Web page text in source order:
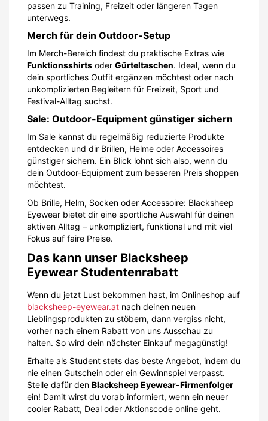
passen zu Training, Freizeit oder längeren Tagen
unterwegs.
Merch für dein Outdoor-Setup
Im Merch-Bereich findest du praktische Extras wie
Funktionsshirts oder Gürteltaschen. Ideal, wenn du
dein sportliches Outfit ergänzen möchtest oder nach
unkomplizierten Begleitern für Freizeit, Sport und
Festival-Alltag suchst.
Sale: Outdoor-Equipment günstiger sichern
Im Sale kannst du regelmäßig reduzierte Produkte
entdecken und dir Brillen, Helme oder Accessoires
günstiger sichern. Ein Blick lohnt sich also, wenn du
dein Outdoor-Equipment zum besseren Preis shoppen
möchtest.
Ob Brille, Helm, Socken oder Accessoire: Blacksheep
Eyewear bietet dir eine sportliche Auswahl für deinen
aktiven Alltag – unkompliziert, funktional und mit viel
Fokus auf faire Preise.
Das kann unser Blacksheep
Eyewear Studentenrabatt
Wenn du jetzt Lust bekommen hast, im Onlineshop auf
blacksheep-eyewear.at nach deinen neuen
Lieblingsprodukten zu stöbern, dann vergiss nicht,
vorher nach einem Rabatt von uns Ausschau zu
halten. So wird dein nächster Einkauf megagünstig!
Erhalte als Student stets das beste Angebot, indem du
nie einen Gutschein oder ein Gewinnspiel verpasst.
Stelle dafür den Blacksheep Eyewear-Firmenfolger
ein! Damit wirst du vorab informiert, wenn ein neuer
cooler Rabatt, Deal oder Aktionscode online geht.